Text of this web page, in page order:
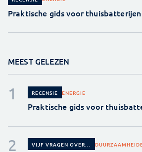
Praktische gids voor thuisbatterijen
MEEST GELEZEN
RECENSIE ENERGIE
Praktische gids voor
VIJF VRAGEN OVER... DUURZAAMHEID